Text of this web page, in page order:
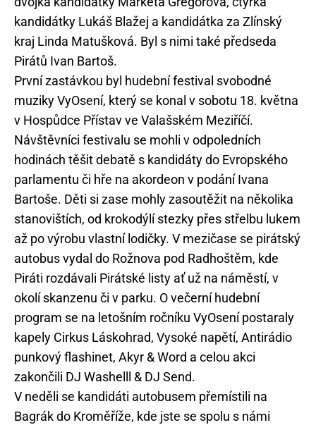
kandidátky Lukáš Blažej a kandidátka za Zlínský
kraj Linda Matušková. Byl s nimi také předseda
Pirátů Ivan Bartoš.
První zastávkou byl hudební festival svobodné
muziky VyOsení, který se konal v sobotu 18. května
v Hospůdce Přístav ve Valašském Meziříčí.
Návštěvníci festivalu se mohli v odpoledních
hodinách těšit debatě s kandidáty do Evropského
parlamentu či hře na akordeon v podání Ivana
Bartoše. Děti si zase mohly zasoutěžit na několika
stanovištích, od krokodýlí stezky přes střelbu lukem
až po výrobu vlastní lodičky. V mezičase se pirátský
autobus vydal do Rožnova pod Radhoštěm, kde
Piráti rozdávali Pirátské listy ať už na náměstí, v
okolí skanzenu či v parku. O večerní hudební
program se na letošním ročníku VyOsení postaraly
kapely Cirkus Láskohrad, Vysoké napětí, Antirádio
punkový flashinet, Akyr & Word a celou akci
zakončili DJ Washelll & DJ Send.
V neděli se kandidáti autobusem přemístili na
Bagrák do Kroměříže, kde jste se spolu s námi